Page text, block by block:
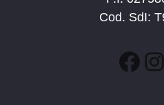
Cod. SdI: